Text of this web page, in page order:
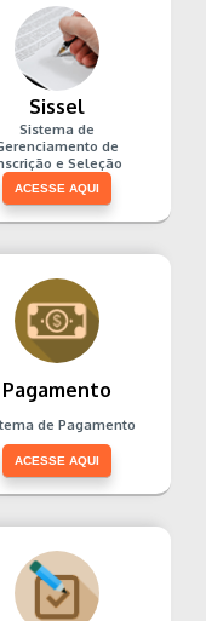
Sissel
Sistema de
de
e Seleção
ACESSE AQUI
Pagamento
de Pagamento
ACESSE AQUI